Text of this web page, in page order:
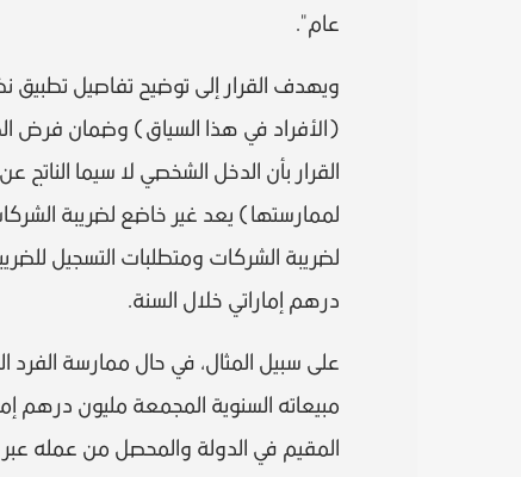
عام".
ويهدف القرار إلى توضيح تفاصيل تطبيق
(الأفراد في هذا السياق) وضمان فرض
القرار بأن الدخل الشخصي لا سيما
لممارستها) يعد غير خاضع لضريبة
لضريبة الشركات ومتطلبات التسجيل
درهم إماراتي خلال السنة.
على سبيل المثال، في حال ممارسة الفرد
مبيعاته السنوية المجمعة مليون درهم
المقيم في الدولة والمحصل من عمله عبر